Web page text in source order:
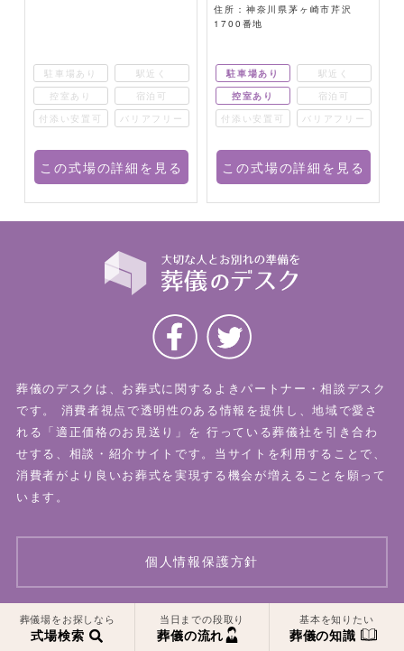
駐車場あり
駅近く
控室あり
宿泊可
付添い安置可
バリアフリー
この式場の詳細を見る
住所：神奈川県茅ヶ崎市芹沢
1700番地
駐車場あり
駅近く
控室あり
宿泊可
付添い安置可
バリアフリー
この式場の詳細を見る
葬儀場をお探しなら
式場検索
当日までの段取り
葬儀の流れ
基本を知りたい
葬儀の知識
葬儀のデスクは、お葬式に関するよきパートナー・相談デスク
です。
消費者視点で透明性のある情報を提供し、地域で愛さ
れる「適正価格のお見送り」を 行っている葬儀社を引き合わ
せする、相談・紹介サイトです。当サイトを利用することで、
消費者がより良いお葬式を実現する機会が増えることを願って
います。
個人情報保護方針
© 2026 葬儀のデスク All Rights Reserved.